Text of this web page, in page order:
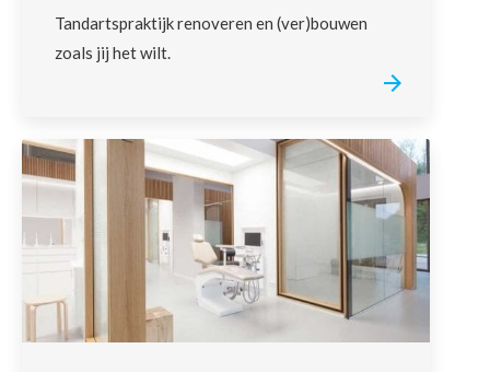
Tandartspraktijk renoveren en (ver)bouwen
zoals jij het wilt.